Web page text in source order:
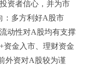
资者信心，并为市
：多方利好A股市
动性对A股均有支撑
资金入市、理财资金
外资对A股较为谨